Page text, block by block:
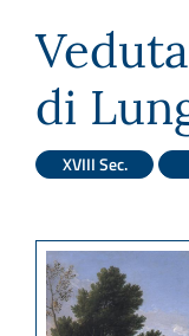
di
XVIII Sec.